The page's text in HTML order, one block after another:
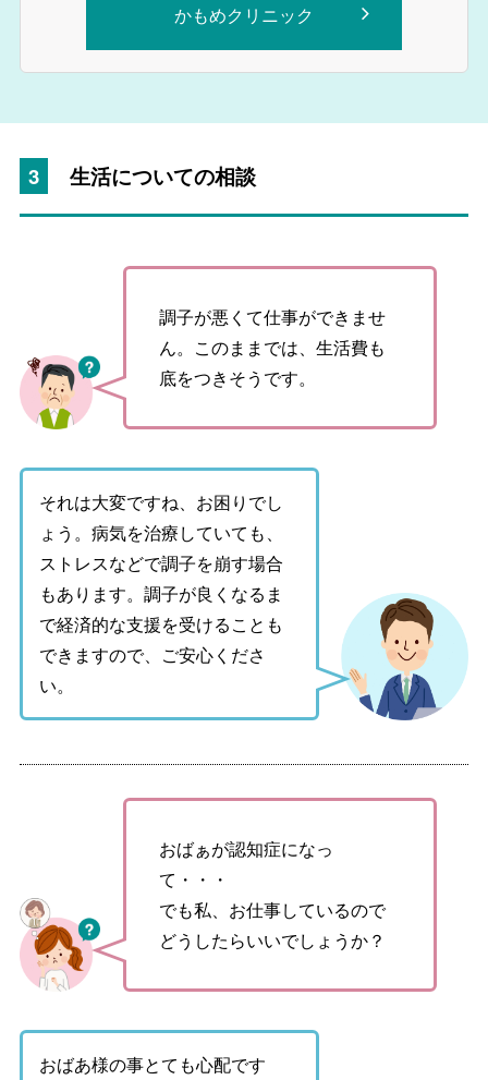
かもめクリニック
3 生活についての相談
調子が悪くて仕事ができませ
ん。このままでは、生活費も
底をつきそうです。
それは大変ですね、お困りでし
ょう。病気を治療していても、
ストレスなどで調子を崩す場合
もあります。調子が良くなるま
で経済的な支援を受けることも
できますので、ご安心くださ
い。
おばぁが認知症になっ
て・・・
でも私、お仕事しているので
どうしたらいいでしょうか？
おばあ様の事とても心配です